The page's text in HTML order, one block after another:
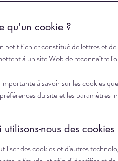
qu'un cookie ?
petit fichier constitué de lettres et
à un site Web de reconnaître
à savoir sur les cookies
du site et les paramètres
nous des cookies
des cookies et d'autres